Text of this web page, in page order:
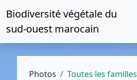
Biodiversité végétale du
sud-ouest marocain
Photos Toutes les familles